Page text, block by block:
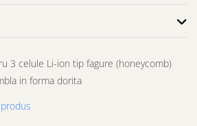
3 celule Li-ion tip fagure (honeycomb)
in forma dorita